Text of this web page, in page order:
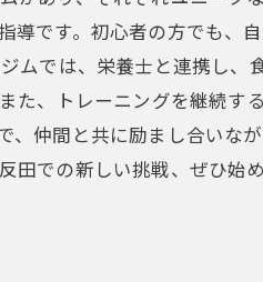
です。初心者の方でも、
ムでは、栄養士と連携し、
た、トレーニングを継続す
仲間と共に励まし合いな
での新しい挑戦、ぜひ始